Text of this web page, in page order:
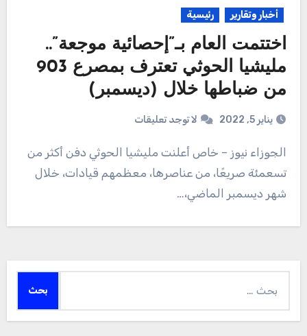
أخبار وتقارير رئيسية
اختتمت العام بـ”إحصائية موجعة”..
مليشيا الحوثي تعترف بمصرع 903
من ضباطها خلال (ديسمبر)
يناير 5, 2022 لا توجد تعليقات
تسعمئة صريعًا، من عناصرها، معظمهم قيادات، خلال
شهر ديسمبر الماضي،…
عن: